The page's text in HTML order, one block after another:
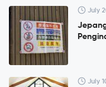
July
July